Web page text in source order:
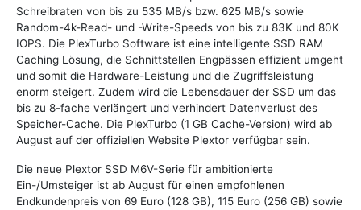
Schreibraten von bis zu 535 MB/s bzw. 625 MB/s sowie
Random-4k-Read- und -Write-Speeds von bis zu 83K und 80K
IOPS. Die PlexTurbo Software ist eine intelligente SSD RAM
Caching Lösung, die Schnittstellen Engpässen effizient umgeht
und somit die Hardware-Leistung und die Zugriffsleistung
enorm steigert. Zudem wird die Lebensdauer der SSD um das
bis zu 8-fache verlängert und verhindert Datenverlust des
Speicher-Cache. Die PlexTurbo (1 GB Cache-Version) wird ab
August auf der offiziellen Website Plextor verfügbar sein.
Die neue Plextor SSD M6V-Serie für ambitionierte
Ein-/Umsteiger ist ab August für einen empfohlenen
Endkundenpreis von 69 Euro (128 GB), 115 Euro (256 GB) sowie